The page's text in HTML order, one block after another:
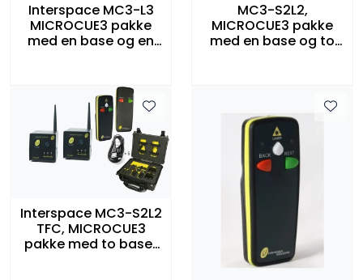
Interspace MC3-L3
MICROCUE3 pakke
med en base og en
laserpeker
MC3-S2L2,
MICROCUE3 pakke
med en base og to
Interspace MC3-S2L2
TFC, MICROCUE3
pakke med to baser